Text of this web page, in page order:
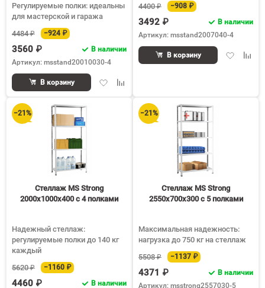
Регулируемые полки: идеальны
для мастерской и гаража
4484 ₽
−924 ₽
3560 ₽
В наличии
Артикул: msstand20010030-4
ДобавитьДобавить
сравнению
В корзину
4400 ₽ −908 ₽
3492 ₽
В наличии
Артикул: msstand2007040-4
Добавить
В корзину
−21%
Стеллаж MS Strong
2000х1000х400 c 4 полками
Надежный стеллаж:
регулируемые полки до 140 кг
каждый
5620 ₽
−1160 ₽
4460 ₽ В наличии
−21%
Стеллаж MS Strong
2550х700х300 c 5 полками
Максимальная надежность:
нагрузка до 750 кг на стеллаж
5508 ₽
−1137 ₽
4371 ₽
В наличии
Артикул: msstrong2557030-5